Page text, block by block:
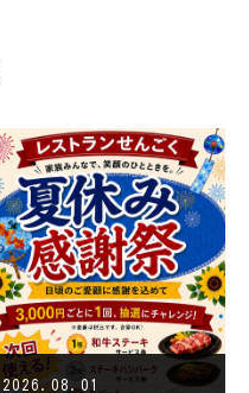
2026.08.01